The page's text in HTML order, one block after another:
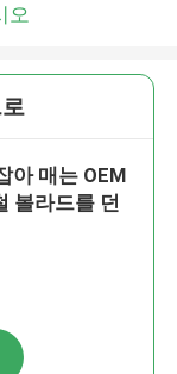
오
아 매는 OEM
볼라드를 던